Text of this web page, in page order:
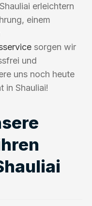
erleichtern
einem
sorgen wir
und
uns noch heute
in Shauliai!